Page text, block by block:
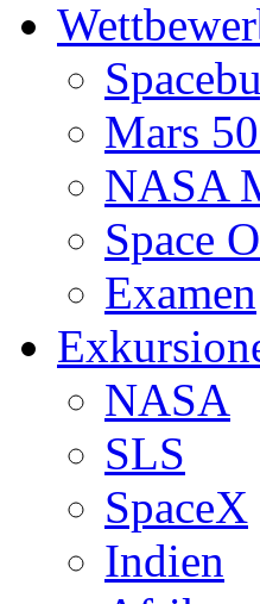
Mars
NASA
Space
Examen
NASA
SLS
SpaceX
Indien